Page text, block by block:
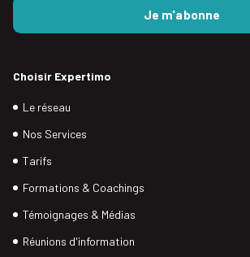
Choisir Expertimo
Le réseau
Nos Services
Tarifs
Formations & Coachings
Témoignages & Médias
Réunions d'information